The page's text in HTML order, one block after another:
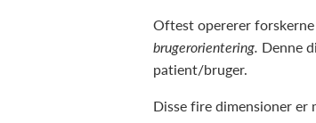
Oftest opererer
brugerorientering. Denne
patient/bruger.
Disse fire dimensioner er